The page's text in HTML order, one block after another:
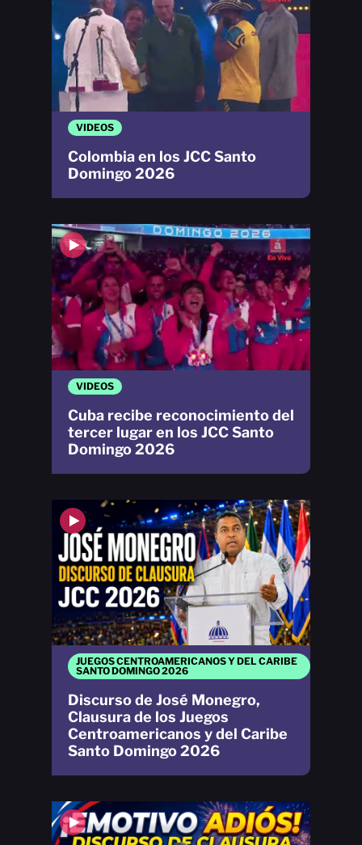
VIDEOS
Cuba recibe reconocimiento del
tercer lugar en los JCC Santo
Domingo 2026
VIDEOS
Colombia en los JCC Santo
Domingo 2026
JUEGOS CENTROAMERICANOS Y DEL CARIBE
SANTO DOMINGO 2026
Discurso de José Monegro,
Clausura de los Juegos
Centroamericanos y del Caribe
Santo Domingo 2026